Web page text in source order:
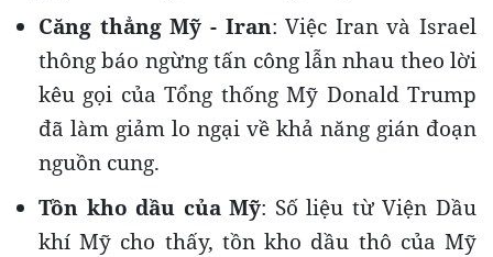
Căng thẳng Mỹ - Iran: Việc Iran và Israel
thông báo ngừng tấn công lẫn nhau theo lời
kêu gọi của Tổng thống Mỹ Donald Trump
đã làm giảm lo ngại về khả năng gián đoạn
nguồn cung.
Tồn kho dầu của Mỹ: Số liệu từ Viện Dầu
khí Mỹ cho thấy, tồn kho dầu thô của Mỹ